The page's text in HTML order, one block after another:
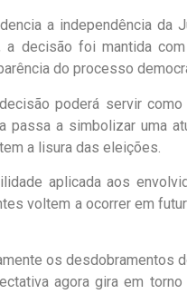
a independência da
decisão foi mantida
do processo
poderá servir
passa a simbolizar uma
a lisura das eleições.
aplicada aos
voltem a ocorrer em
os
agora gira em